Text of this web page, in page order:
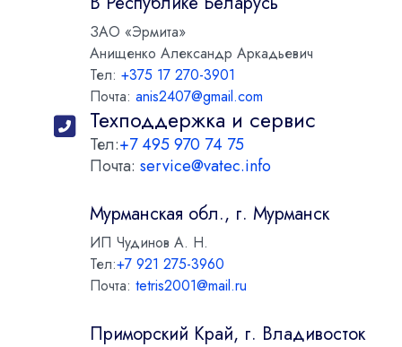
ЗАО «Эрмита»
Анищенко Александр Аркадьевич
Тел: +375 17 270-3901
Почта: anis2407@gmail.com
Техподдержка и сервис
Тел:+7 495 970 74 75
Почта: service@vatec.info
Мурманская обл., г. Мурманск
ИП Чудинов А. Н.
Тел:+7 921 275-3960
Почта: tetris2001@mail.ru
Приморский Край, г. Владивосток